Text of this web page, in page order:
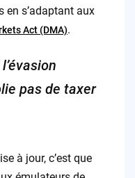
en s’adaptant aux
Act (DMA).
pas de taxer
à jour, c’est que